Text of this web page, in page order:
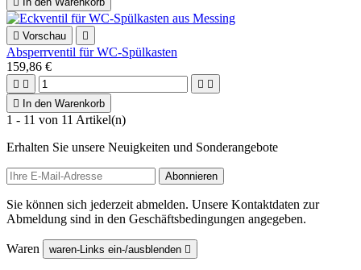
 Vorschau 
Absperrventil für WC-Spülkasten
159,86 €
   

In den Warenkorb
1 - 11 von 11 Artikel(n)
Erhalten Sie unsere Neuigkeiten und Sonderangebote
Sie können sich jederzeit abmelden. Unsere Kontaktdaten zur
Abmeldung sind in den Geschäftsbedingungen angegeben.
Waren waren-Links ein-/ausblenden 